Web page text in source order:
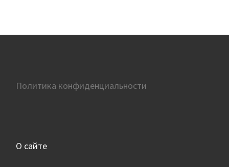
Политика конфиденциальности
О сайте